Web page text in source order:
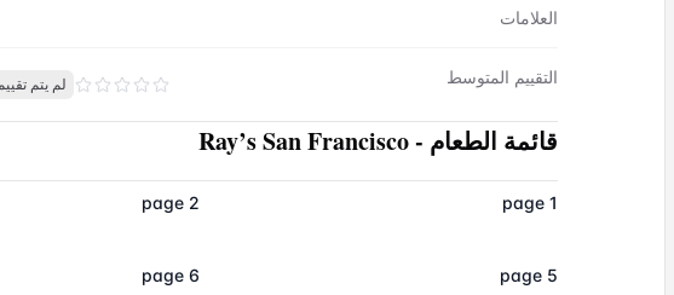
العلامات
التقييم المتوسط لم يتم
قائمة الطعام -
Ray’s San Francisco
page 1
page 2
page 5
page 6